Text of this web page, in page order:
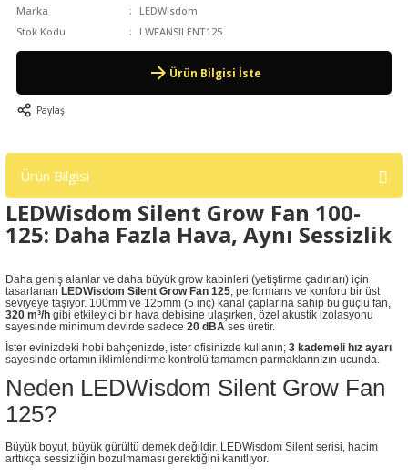
Marka
LEDWisdom
Stok Kodu
LWFANSILENT125
Ürün Bilgisi İste
Paylaş
Ürün Bilgisi
LEDWisdom Silent Grow Fan 100-
125: Daha Fazla Hava, Aynı Sessizlik
Daha geniş alanlar ve daha büyük grow kabinleri (yetiştirme çadırları) için
tasarlanan LEDWisdom Silent Grow Fan 125, performans ve konforu bir üst
seviyeye taşıyor. 100mm ve 125mm (5 inç) kanal çaplarına sahip bu güçlü fan,
320 m³/h gibi etkileyici bir hava debisine ulaşırken, özel akustik izolasyonu
sayesinde minimum devirde sadece 20 dBA ses üretir.
İster evinizdeki hobi bahçenizde, ister ofisinizde kullanın; 3 kademeli hız ayarı
sayesinde ortamın iklimlendirme kontrolü tamamen parmaklarınızın ucunda.
Neden LEDWisdom Silent Grow Fan
125?
Büyük boyut, büyük gürültü demek değildir. LEDWisdom Silent serisi, hacim
arttıkça sessizliğin bozulmaması gerektiğini kanıtlıyor.